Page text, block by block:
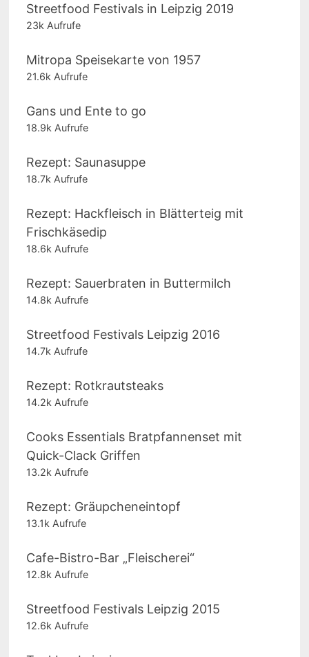
Streetfood Festivals in Leipzig 2019
23k Aufrufe
Mitropa Speisekarte von 1957
21.6k Aufrufe
Gans und Ente to go
18.9k Aufrufe
Rezept: Saunasuppe
18.7k Aufrufe
Rezept: Hackfleisch in Blätterteig mit
Frischkäsedip
18.6k Aufrufe
Rezept: Sauerbraten in Buttermilch
14.8k Aufrufe
Streetfood Festivals Leipzig 2016
14.7k Aufrufe
Rezept: Rotkrautsteaks
14.2k Aufrufe
Cooks Essentials Bratpfannenset mit
Quick-Clack Griffen
13.2k Aufrufe
Rezept: Gräupcheneintopf
13.1k Aufrufe
Cafe-Bistro-Bar „Fleischerei“
12.8k Aufrufe
Streetfood Festivals Leipzig 2015
12.6k Aufrufe